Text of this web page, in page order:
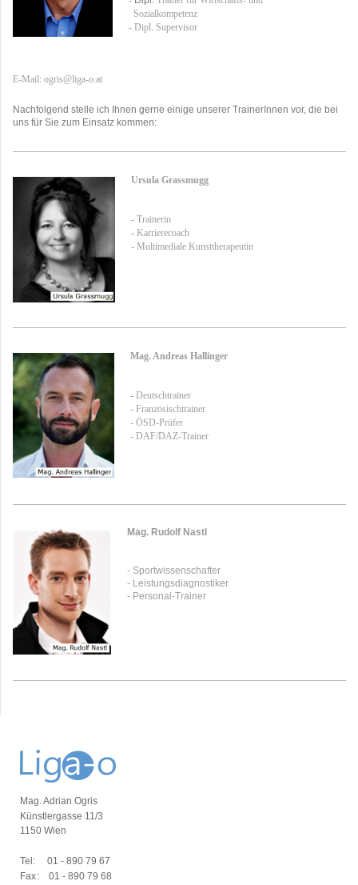
Sozialkompetenz
- Dipl. Supervisor
E-Mail: ogris@liga-o.at
Nachfolgend stelle ich Ihnen gerne einige unserer TrainerInnen vor, die bei
uns für Sie zum Einsatz kommen:
Ursula Grassmugg
- Trainerin
- Karrierecoach
- Multimediale Kunsttherapeutin
Mag. Andreas Hallinger
- Deutschtrainer
- Französischtrainer
- ÖSD-Prüfer
- DAF/DAZ-Trainer
Mag. Rudolf Nastl
- Sportwissenschafter
- Leistungsdiagnostiker
- Personal-Trainer
Mag. Adrian Ogris
Künstlergasse 11/3
1150 Wien
Tel:
01 - 890 79 67
Fax:
01 - 890 79 68